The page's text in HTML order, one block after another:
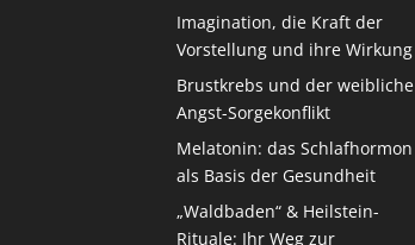
Imagination, die Kraft der
Vorstellung und ihre Wirkung
Brustkrebs und der weibliche
Angst-Sorgekonflikt
Melatonin: das Schlafhormon
als Basis der Gesundheit
„Waldbaden“ & Heilstein-
Rituale: Ihr Weg zur